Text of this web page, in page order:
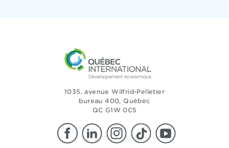
1035, avenue Wilfrid-Pelletier
bureau 400, Québec
QC G1W 0C5